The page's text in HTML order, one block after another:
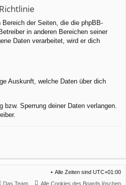
der Seiten, die die phpBB-
in anderen Bereichen seiner
Daten verarbeitet, wird er dich
Auskunft, welche Daten über dich
Sperrung deiner Daten verlangen.
Alle Zeiten sind UTC+01:00
Alle Cookies des Boards löschen
Das Team